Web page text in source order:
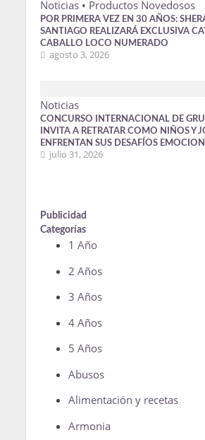
Noticias • Productos Novedosos
POR PRIMERA VEZ EN 30 AÑOS:
SANTIAGO REALIZARÁ EXCLUSIVA
CABALLO LOCO NUMERADO
agosto 3, 2026
Noticias
CONCURSO INTERNACIONAL DE
INVITA A RETRATAR COMO NIÑOS Y
ENFRENTAN SUS DESAFÍOS
julio 31, 2026
Publicidad
Categorías
1 Año
2 Años
3 Años
4 Años
5 Años
Abusos
Alimentación y recetas
Armonia